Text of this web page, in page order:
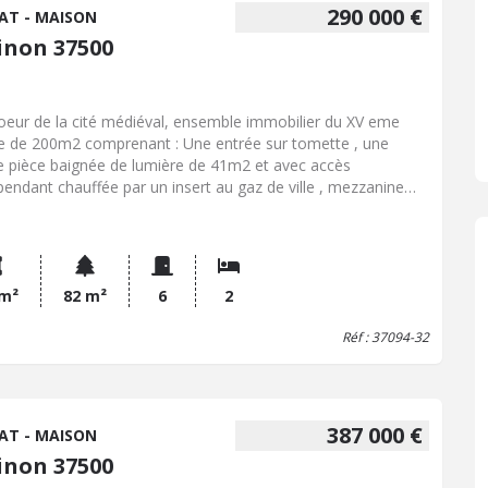
290 000 €
- MAISON
37500
de la cité médiéval, ensemble immobilier du XV eme
de 200m2 comprenant : Une entrée sur tomette , une
pièce baignée de lumière de 41m2 et avec accès
chauffée par un insert au gaz de ville , mezzanine
aménagée et équipée, chauffée également par insert au
de ville Au 2eme étage, chambre de 14m2 et studio de
Cave en sous-sol de 46m2 Multiples possibilités pour ce
82 m² 6 2
Réf : 37094-32
387 000 €
- MAISON
37500